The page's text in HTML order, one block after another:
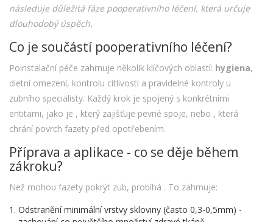
následuje důležitá fáze pooperativního léčení, která určuje
dlouhodobý úspěch.
Co je součástí pooperativního léčení?
Poinstalační péče zahrnuje několik klíčových oblastí: hygiena,
dietní omezení, kontrolu citlivosti a pravidelné kontroly u
zubního specialisty. Každý krok je spojený s konkrétními
entitami, jako je , který zajišťuje pevné spoje, nebo , která
chrání povrch fazety před opotřebením.
Příprava a aplikace - co se děje během
zákroku?
Než mohou fazety pokrýt zub, probíhá . To zahrnuje:
Odstranění minimální vrstvy skloviny (často 0,3-0,5mm) -